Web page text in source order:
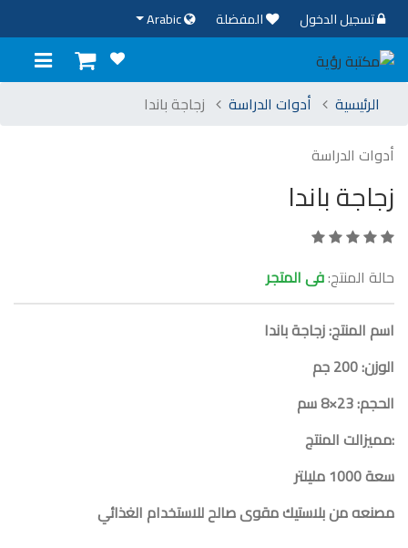
تسجيل الدخول المفضلة Arabic
الرئيسية أدوات الدراسة
زجاجة باندا
أدوات الدراسة
زجاجة باندا
حالة المنتج:فى المتجر
اسم المنتج: زجاجة باندا
الوزن: 200 جم
الحجم: 23×8 سم
:مميزالت المنتج
سعة 1000 مليلتر
مصنعه من بلاستيك مقوى صالح للاستخدام الغذائي